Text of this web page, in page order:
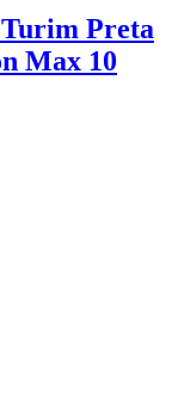
Turim Preta
Max 10